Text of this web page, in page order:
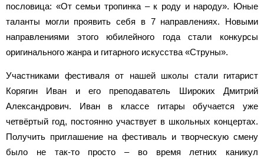
пословица: «От семьи тропинка – к роду и народу». Юные
таланты могли проявить себя в 7 направлениях. Новыми
направлениями этого юбилейного года стали конкурсы
оригинального жанра и гитарного искусства «Струны».
Участниками фестиваля от нашей школы стали гитарист
Корягин Иван и его преподаватель Широких Дмитрий
Александрович. Иван в классе гитары обучается уже
четвёртый год, постоянно участвует в школьных концертах.
Получить приглашение на фестиваль и творческую смену
было не так-то просто – во время летних каникул